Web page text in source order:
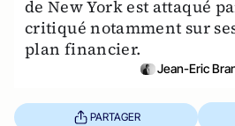
de New York est attaqué
critiqué notamment sur
plan financier.
Jean-Eric
PARTAGER